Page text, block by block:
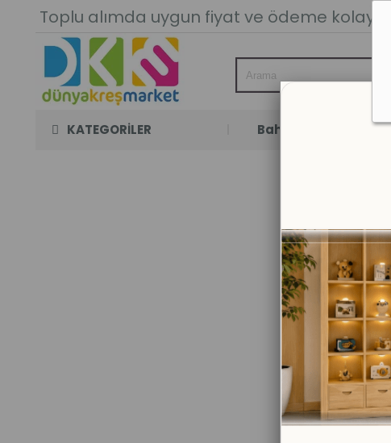
Toplu alımda uygun fiyat ve ödeme kolaylığı.
KATEGORİLER Bahçe Oyun Odası